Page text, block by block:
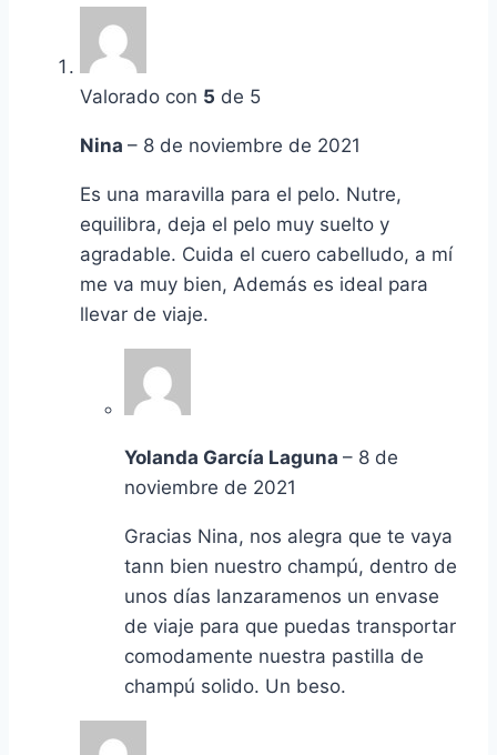
Valorado con 5 de 5
Nina – 8 de noviembre de 2021
Es una maravilla para el pelo. Nutre,
equilibra, deja el pelo muy suelto y
agradable. Cuida el cuero cabelludo, a mí
me va muy bien, Además es ideal para
llevar de viaje.
Yolanda García Laguna – 8 de
noviembre de 2021
Gracias Nina, nos alegra que te vaya
tann bien nuestro champú, dentro de
unos días lanzaramenos un envase
de viaje para que puedas transportar
comodamente nuestra pastilla de
champú solido. Un beso.